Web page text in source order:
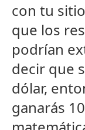
con tu
que los
podrían
decir que
dólar,
ganarás